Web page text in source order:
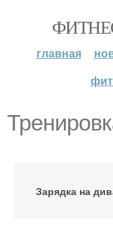
главная
Зарядка на